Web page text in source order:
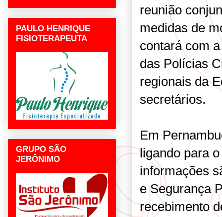
reunião
medidas de
contará com
das Polícias
regionais da
secretários.
Em
ligando para
informações
e Segurança
recebimento
PAULO HENRIQUE
FISIOTERAPEUTA
GRUPO SÃO
JERÔNIMO